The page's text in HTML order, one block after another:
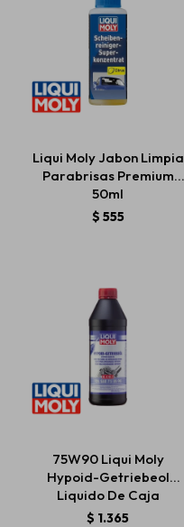
Liqui Moly Jabon Limpia
Parabrisas Premium
50ml
$ 555
75W90 Liqui Moly
Hypoid-Getriebeol
Liquido De Caja
GL4/GL5
$ 1.365
Repuestos
Servicios